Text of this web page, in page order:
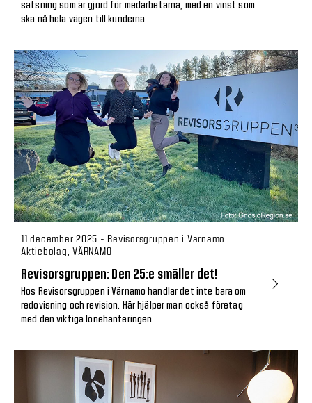
satsning som är gjord för medarbetarna, med en vinst som
ska nå hela vägen till kunderna.
11 december 2025 - Revisorsgruppen i Värnamo
Aktiebolag, VÄRNAMO
Revisorsgruppen: Den 25:e smäller det!
Hos Revisorsgruppen i Värnamo handlar det inte bara om
redovisning och revision. Här hjälper man också företag
med den viktiga lönehanteringen.